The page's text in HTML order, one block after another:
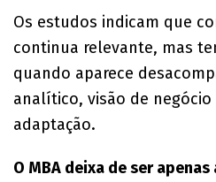
Os estudos indicam que
continua relevante, mas
quando aparece
analítico, visão de negócio
adaptação.
O MBA deixa de ser